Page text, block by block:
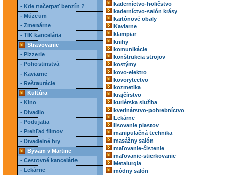
- Kde načerpať benzín ?
- Múzeum
- Zmenárne
- TIK kancelária
Stravovanie
- Pizzerie
- Pohostinstvá
- Kaviarne
- Reštaurácie
Kultúra
- Kino
- Divadlo
- Podujatia
- Prehľad filmov
- Divadelné hry
Bývam v Martine
- Cestovné kancelárie
- Lekárne
kaderníctvo-holičstvo
kaderníctvo-salón krásy
kartónové obaly
Kaviarne
klampiar
knihy
komunikácie
konštrukcia strojov
kostýmy
kovo-elektro
kovorytectvo
kozmetika
krajčírstvo
kuriérska služba
kvetinárstvo-pohrebníctvo
Lekárne
lisovanie plastov
manipulačná technika
masážny salón
maľovanie-čistenie
maľovanie-stierkovanie
Metalurgia
módny salón